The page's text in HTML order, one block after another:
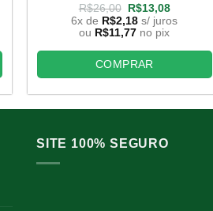
R$26,00 O
preço
original
era:
R$26,00.
R$13,08O
preço
R$13,08.
6x de R$2,18 s/ juros
ou R$11,77 no pix
COMPRAR
SITE 100% SEGURO